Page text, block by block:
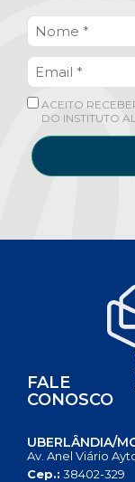
ACEITO
DO INSTITUTO
FALE
CONOSCO
UBERLÂNDIA/
Av. Anel Viário
Cep.: 38402-329